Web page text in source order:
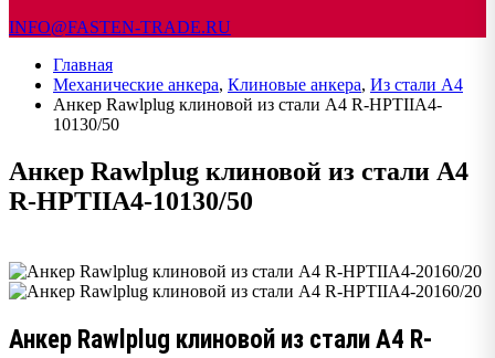
INFO@FASTEN-TRADE.RU
Главная
Механические анкера, Клиновые анкера, Из стали А4
Анкер Rawlplug клиновой из стали А4 R-HPTIIA4-
10130/50
Анкер Rawlplug клиновой из стали А4
R-HPTIIA4-10130/50
Анкер Rawlplug клиновой из стали А4 R-